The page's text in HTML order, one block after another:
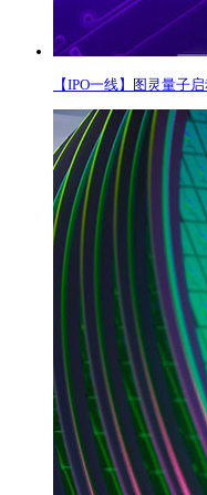
【IPO一线】图灵量子